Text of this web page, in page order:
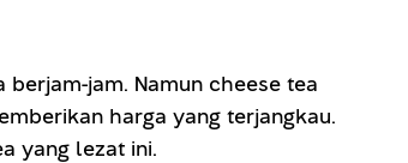
jam. Namun cheese tea
harga yang terjangkau.
yang lezat ini.